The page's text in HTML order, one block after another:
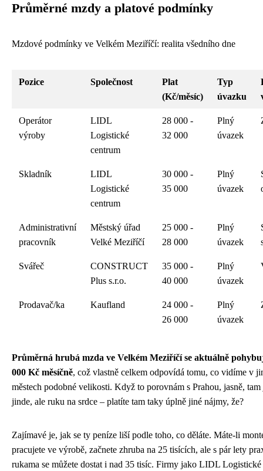
Průměrné mzdy a platové podmínky
Mzdové podmínky ve Velkém Meziříčí: realita všedního dne
Pozice Společnost
Plat
(Kč/měsíc)
Typ
úvazku
Operátor
výroby
LIDL
Logistické
centrum
28 000 -
32 000
Plný
úvazek
Skladník
LIDL
Logistické
centrum
30 000 -
35 000
Plný
úvazek
Administrativní
pracovník
Městský úřad
Velké Meziříčí
25 000 -
28 000
Plný
úvazek
Svářeč
CONSTRUCT
Plus s.r.o.
35 000 -
40 000
Plný
úvazek
Prodavač/ka Kaufland
24 000 -
26 000
Plný
úvazek
Průměrná hrubá mzda ve Velkém Meziříčí se aktuálně
000 Kč měsíčně, což vlastně celkem odpovídá tomu, co vidíme v
městech podobné velikosti. Když to porovnám s Prahou, jasně, tam
jinde, ale ruku na srdce – platíte tam taky úplně jiné nájmy, že?
Zajímavé je, jak se ty peníze liší podle toho, co děláte. Máte-li
pracujete ve výrobě, začnete zhruba na 25 tisících, ale s pár lety
rukama se můžete dostat i nad 35 tisíc. Firmy jako LIDL Logistické